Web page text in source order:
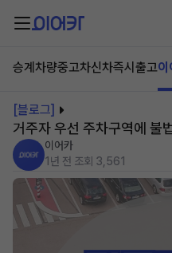
승계차량중고차신차즉시출고이
[블로그]
거주자 우선 주차구역에 불
이어카
1년 전 조회 3,561